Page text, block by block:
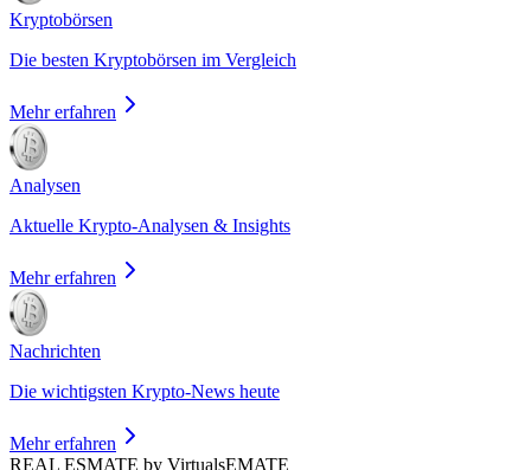
Kryptobörsen
Die besten Kryptobörsen im Vergleich
Mehr erfahren
Analysen
Aktuelle Krypto-Analysen & Insights
Mehr erfahren
Nachrichten
Die wichtigsten Krypto-News heute
Mehr erfahren
REAL ESMATE by VirtualsEMATE